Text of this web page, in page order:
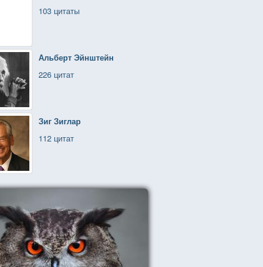
103 цитаты
Альберт Эйнштейн
226 цитат
Зиг Зиглар
112 цитат